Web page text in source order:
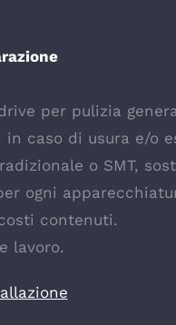
per pulizia
caso di usura e/o
o SMT,
ogni
contenuti.
lavoro.